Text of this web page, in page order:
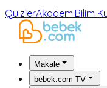
QuizlerAkademiBilim
Makale
bebek.com TV